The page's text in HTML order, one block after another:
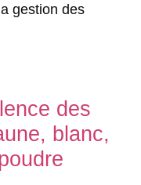
gestion des
des
blanc,